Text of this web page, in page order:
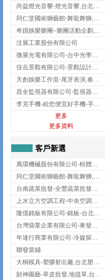
尚益燈光音響-燈光音響,台北燈光音響,台北燈光音響出租
同仁堂國術獅藝館-舞龍舞獅,台中舞龍舞獅
奇蹟娛樂樂團–樂團活動企劃,台中樂團表演,台中婚禮樂團
汶展工業股份有限公司
微展光電有限公司-台中光學鍍膜,optical filter taiwan,台灣光學鍍膜
佳岳景觀有限公司-景觀設計公司,台北景觀設計,台北景觀工程,中山區景觀設計
天創娛樂工作室-尾牙表演,春酒表演,板橋尾牙表演
昌全監視器有限公司-監視器安裝,高雄監視器安裝,鳳山區監視器安裝
李克手機-給您便宜好手機-手機收購,屏東手機收購
更多
更多資料
客戶新選
萬環機械股份有限公司-粉體塗裝設備,輸送機,輸送機設備,台南輸送機
同仁堂國術獅藝館-舞龍舞獅,台中舞龍舞獅
台南蔬菜批發-全豐蔬菜批發專送/台南蔬菜箱宅配到府
上水立方空調工程-中央空調規劃,台北中央空調規劃
隆億銘板有限公司-銘板-台北銘板-板橋銘板
台灣袋業企業有限公司-東發企業社/台中太空袋/太空包
年達行商業有限公司-冷媒探漏儀,壓力錶組,真空泵浦,台北冷凍空調材料
聯發當鋪
大桐模具-塑膠射出廠,台北塑膠射出廠
財神園藝-草皮批發,地毯草,台北草,彰化地毯草,彰化台北草